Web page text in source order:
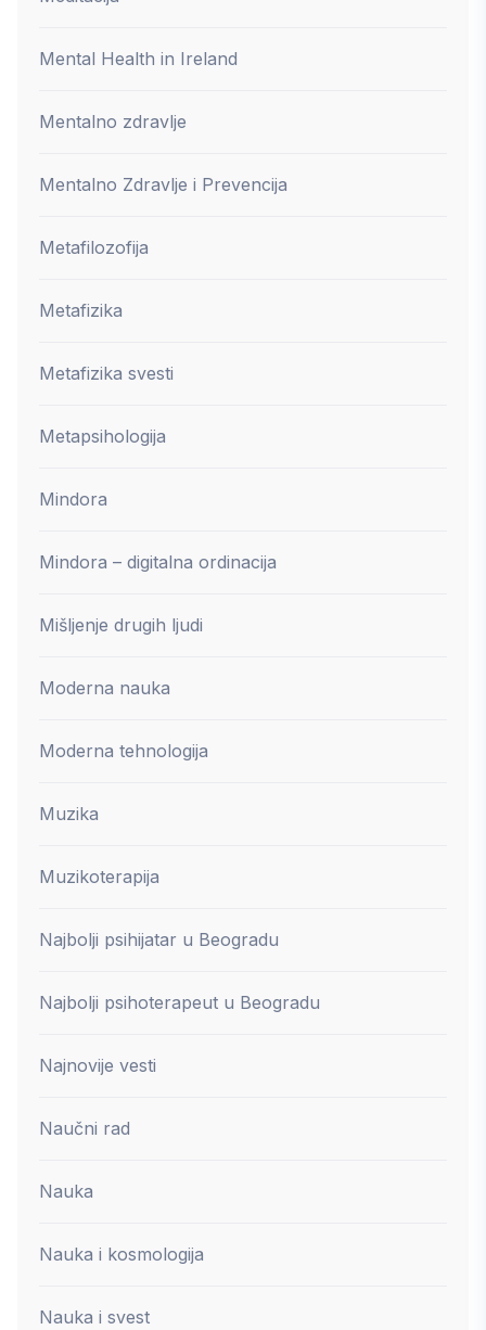
Mental Health in Ireland
Mentalno zdravlje
Mentalno Zdravlje i Prevencija
Metafilozofija
Metafizika
Metafizika svesti
Metapsihologija
Mindora
Mindora – digitalna ordinacija
Mišljenje drugih ljudi
Moderna nauka
Moderna tehnologija
Muzika
Muzikoterapija
Najbolji psihijatar u Beogradu
Najbolji psihoterapeut u Beogradu
Najnovije vesti
Naučni rad
Nauka
Nauka i kosmologija
Nauka i svest